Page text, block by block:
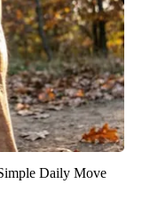
Daily Move